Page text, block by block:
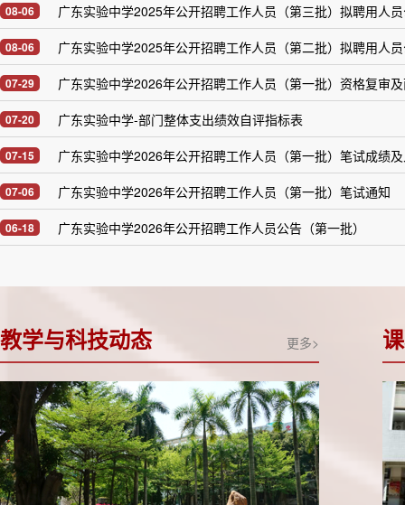
08-06 广东实验中学2025年公开招聘工作人员（第三批）拟聘用人
08-06 广东实验中学2025年公开招聘工作人员（第二批）拟聘用人
07-29 广东实验中学2026年公开招聘工作人员（第一批）资格复审
07-20 广东实验中学-部门整体支出绩效自评指标表
07-15
07-06 广东实验中学2026年公开招聘工作人员（第一批）笔试通知
06-18 广东实验中学2026年公开招聘工作人员公告（第一批）
更多>
教学与科技动态